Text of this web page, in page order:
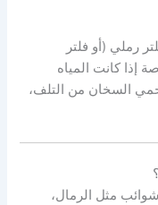
رملي (أو فلتر
إذا كانت المياه
السخان من التلف،
مثل الرمال،